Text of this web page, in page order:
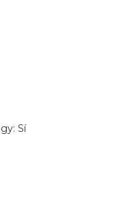
Sí